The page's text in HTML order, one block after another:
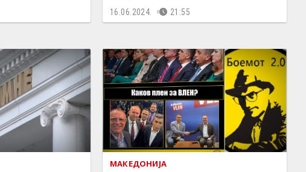
16.06.2024. 21:55
МАКЕДОНИЈА